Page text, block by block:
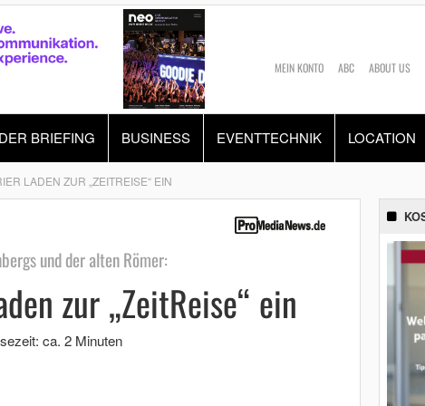
MEIN KONTO ABC ABOUT US
BRIEFING BUSINESS EVENTTECHNIK LOCATION
LADEN ZUR „ZEITREISE“ EIN
und der alten Römer:
zur „ZeitReise“ ein
ca. 2 Minuten